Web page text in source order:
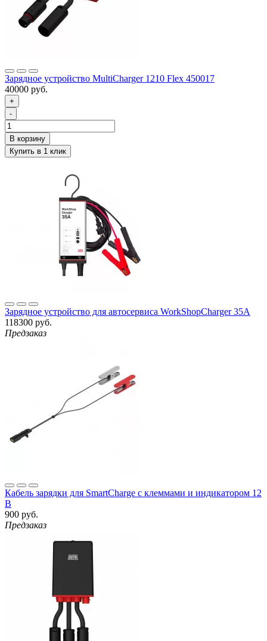
Зарядное устройство MultiCharger 1210 Flex 450017
40000 руб.
+
-
Зарядное устройство для автосервиса WorkShopCharger 35A
118300 руб.
Предзаказ
Кабель зарядки для SmartCharge с клеммами и индикатором 12
В
900 руб.
Предзаказ